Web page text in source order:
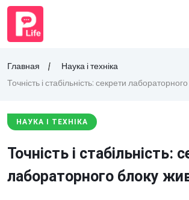
Главная
Наука і техніка
Точність і стабільність: секрети
НАУКА І ТЕХНІКА
Точність і стабільність:
лабораторного блоку